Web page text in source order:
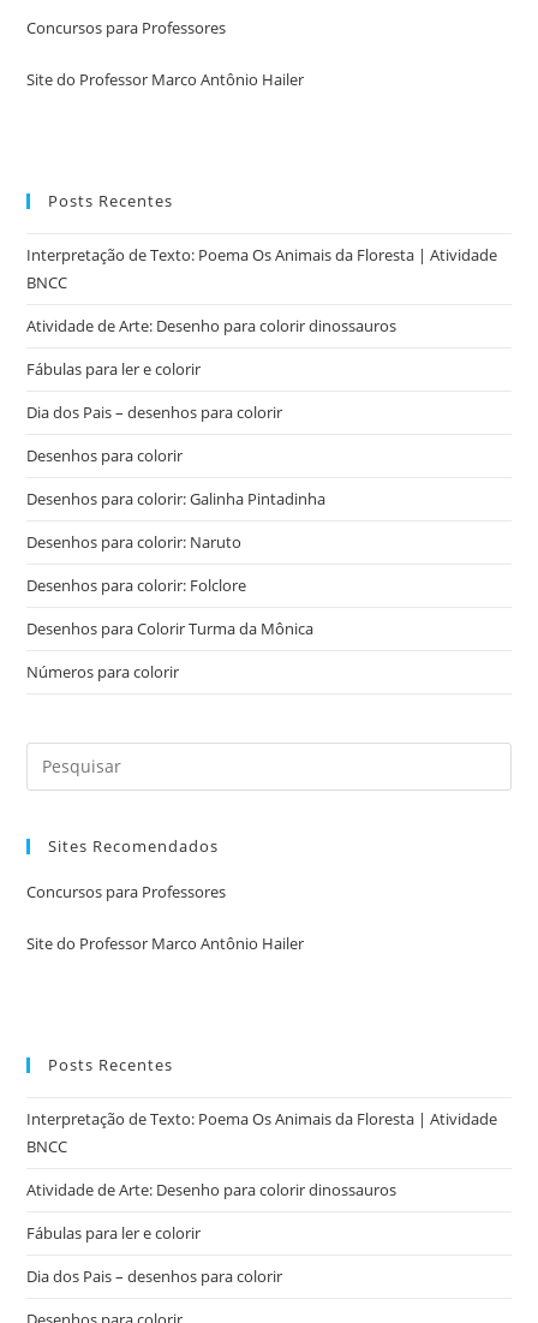
Concursos para Professores
Site do Professor Marco Antônio Hailer
Posts Recentes
Interpretação de Texto: Poema Os Animais da Floresta | Atividade
BNCC
Atividade de Arte: Desenho para colorir dinossauros
Fábulas para ler e colorir
Dia dos Pais – desenhos para colorir
Desenhos para colorir
Desenhos para colorir: Galinha Pintadinha
Desenhos para colorir: Naruto
Desenhos para colorir: Folclore
Desenhos para Colorir Turma da Mônica
Números para colorir
Sites Recomendados
Concursos para Professores
Site do Professor Marco Antônio Hailer
Posts Recentes
Interpretação de Texto: Poema Os Animais da Floresta | Atividade
BNCC
Atividade de Arte: Desenho para colorir dinossauros
Fábulas para ler e colorir
Dia dos Pais – desenhos para colorir